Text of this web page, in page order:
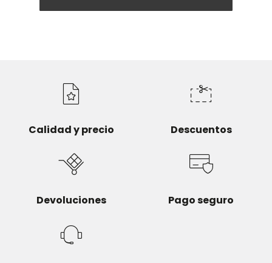
Calidad y precio Descuentos
Devoluciones Pago seguro